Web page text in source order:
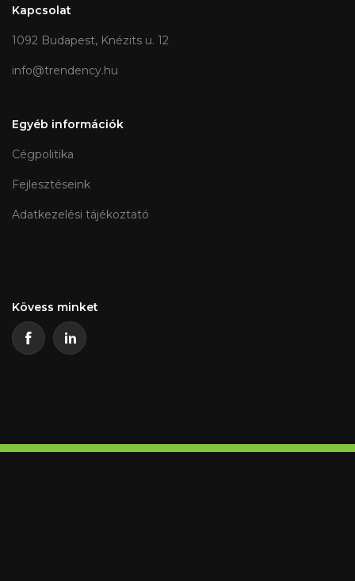
Kapcsolat
1092 Budapest, Knézits u. 12
info@trendency.hu
Egyéb információk
Cégpolitika
Fejlesztéseink
Adatkezelési tájékoztató
Kövess minket